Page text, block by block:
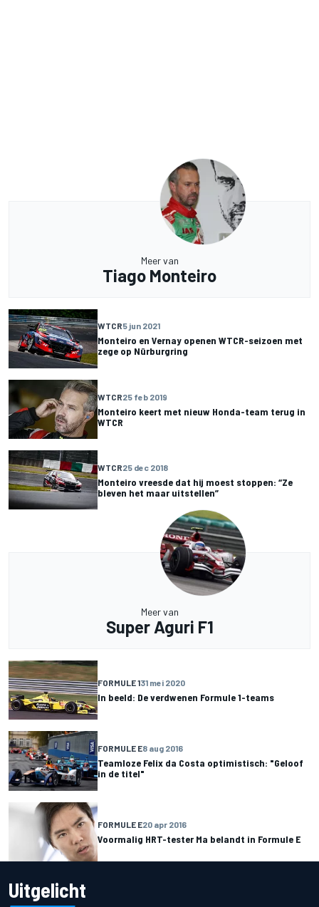
Meer van
Tiago Monteiro
WTCR5 jun 2021
Monteiro en Vernay openen WTCR-seizoen met
zege op Nürburgring
WTCR25 feb 2019
Monteiro keert met nieuw Honda-team terug in
WTCR
WTCR25 dec 2018
Monteiro vreesde dat hij moest stoppen: “Ze
bleven het maar uitstellen”
Meer van
Super Aguri F1
FORMULE 131 mei 2020
In beeld: De verdwenen Formule 1-teams
FORMULE E8 aug 2016
Teamloze Felix da Costa optimistisch: "Geloof
in de titel"
FORMULE E20 apr 2016
Voormalig HRT-tester Ma belandt in Formule E
Uitgelicht